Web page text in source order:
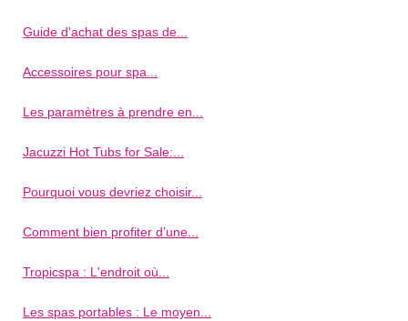
Guide d'achat des spas de...
Accessoires pour spa...
Les paramètres à prendre en...
Jacuzzi Hot Tubs for Sale:...
Pourquoi vous devriez choisir...
Comment bien profiter d’une...
Tropicspa : L'endroit où...
Les spas portables : Le moyen...